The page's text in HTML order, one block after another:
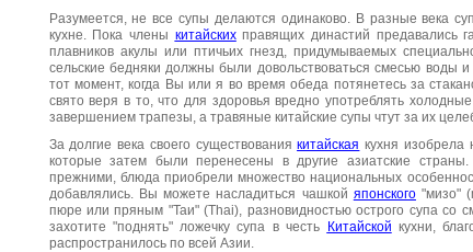
Разумеется, не все супы делаются одинаково. В разные века
кухне. Пока члены китайскихправящих династий предавались
плавников акулы или птичьих гнезд, придумываемых
сельские бедняки должны были довольствоваться смесью воды
тот момент, когда Вы или я во время обеда потянетесь за
свято веря в то, что для здоровья вредно употреблять
завершением трапезы, а травяные китайские супы чтут за их
За долгие века своего существованиякитайская кухня изобрела
которые затем были перенесены в другие азиатские
прежними, блюда приобрели множество национальных
добавлялись. Вы можете насладиться чашкой японского"мизо"
пюре или пряным "Таи" (Thai), разновидностью острого супа со
захотите "поднять" ложечку супа в честь
Китайской кухни,
распространилось по всей Азии.